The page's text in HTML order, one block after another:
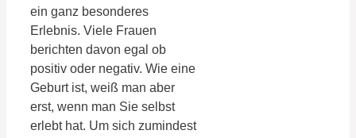
ein ganz besonderes
Erlebnis. Viele Frauen
berichten davon egal ob
positiv oder negativ. Wie eine
Geburt ist, weiß man aber
erst, wenn man Sie selbst
erlebt hat. Um sich zumindest